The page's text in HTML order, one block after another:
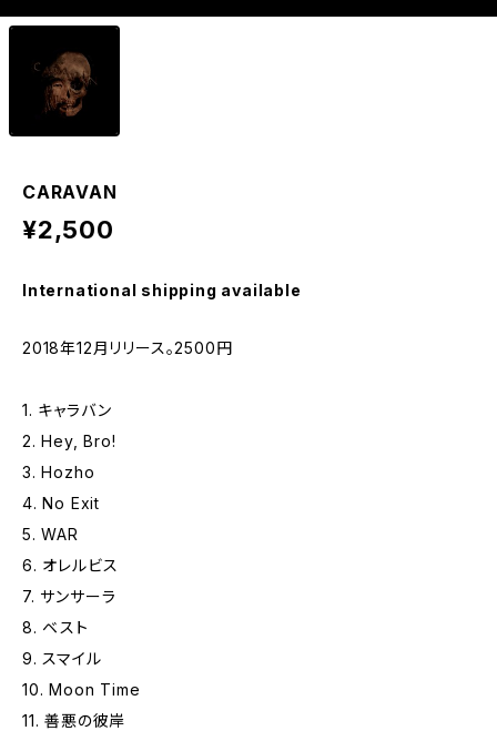
CARAVAN
¥2,500
International shipping available
2018年12月リリース。2500円
1. キャラバン
2. Hey, Bro!
3. Hozho
4. No Exit
5. WAR
6. オレルビス
7. サンサーラ
8. ベスト
9. スマイル
10. Moon Time
11. 善悪の彼岸